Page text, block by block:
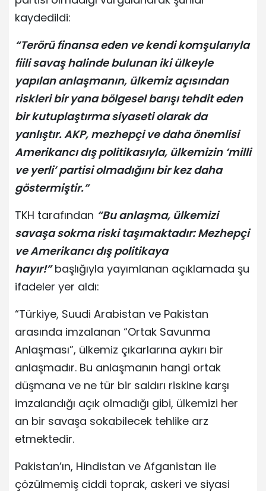
kaydedildi:
“Terörü finansa eden ve kendi komşularıyla
fiili savaş halinde bulunan iki ülkeyle
yapılan anlaşmanın, ülkemiz açısından
riskleri bir yana bölgesel barışı tehdit eden
bir kutuplaştırma siyaseti olarak da
yanlıştır. AKP, mezhepçi ve daha önemlisi
Amerikancı dış politikasıyla, ülkemizin ‘milli
ve yerli’ partisi olmadığını bir kez daha
göstermiştir.”
TKH tarafından “Bu anlaşma, ülkemizi
savaşa sokma riski taşımaktadır: Mezhepçi
ve Amerikancı dış politikaya
hayır!”başlığıyla yayımlanan açıklamada şu
ifadeler yer aldı:
“Türkiye, Suudi Arabistan ve Pakistan
arasında imzalanan “Ortak Savunma
Anlaşması”, ülkemiz çıkarlarına aykırı bir
anlaşmadır. Bu anlaşmanın hangi ortak
düşmana ve ne tür bir saldırı riskine karşı
imzalandığı açık olmadığı gibi, ülkemizi her
an bir savaşa sokabilecek tehlike arz
etmektedir.
Pakistan’ın, Hindistan ve Afganistan ile
çözülmemiş ciddi toprak, askeri ve siyasi